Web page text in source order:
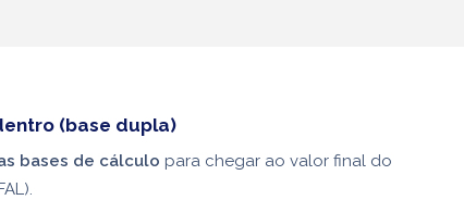
(base dupla)
bases de cálculo para chegar ao valor final do